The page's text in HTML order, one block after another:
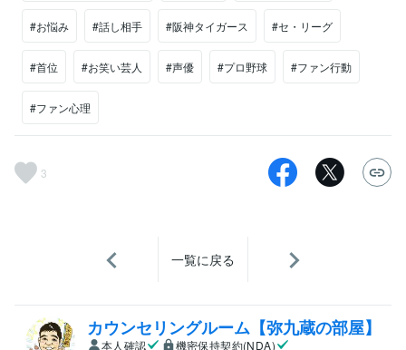
#お悩み #話し相手 #阪神タイガース #セ・リーグ
#首位 #お笑い芸人 #声優 #プロ野球 #ファン行動
#ファン心理
3
一覧に戻る
カウンセリングルーム【弥九蔵の部屋】
本人確認
機密保持契約(NDA)